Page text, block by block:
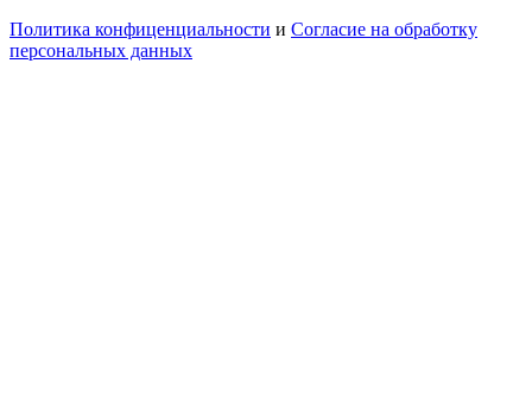
Политика конфиценциальности и Согласие на обработку
персональных данных